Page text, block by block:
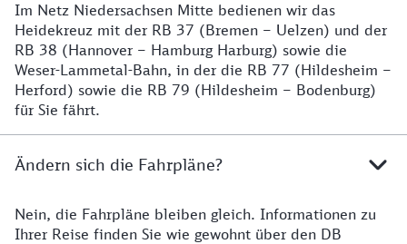
Im Netz Niedersachsen Mitte bedienen wir das
Heidekreuz mit der RB 37 (Bremen – Uelzen) und der
RB 38 (Hannover – Hamburg Harburg) sowie die
Weser-Lammetal-Bahn, in der die RB 77 (Hildesheim –
Herford) sowie die RB 79 (Hildesheim – Bodenburg)
für Sie fährt.
Ändern sich die Fahrpläne?
Details zu den Fahrplänen
Nein, die Fahrpläne bleiben gleich. Informationen zu
Ihrer Reise finden Sie wie gewohnt über den DB